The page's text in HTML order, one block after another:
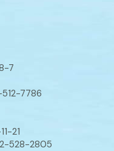
7
7786
21
528-2805